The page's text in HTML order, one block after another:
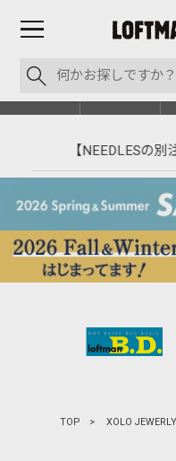
【NEEDLESの
TOP > XOLO